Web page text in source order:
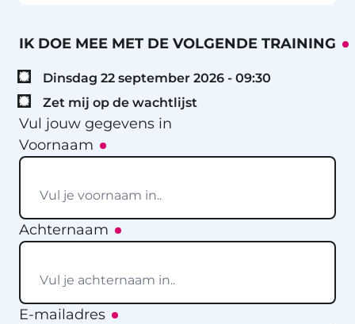
IK DOE MEE MET DE VOLGENDE TRAINING
Dinsdag 22 september 2026 - 09:30
Zet mij op de wachtlijst
Vul jouw gegevens in
Voornaam
Achternaam
E-mailadres